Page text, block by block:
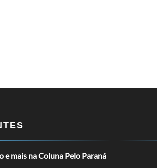
e mais na Coluna Pelo Paraná